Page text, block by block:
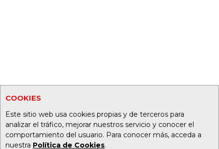
COOKIES
Este sitio web usa cookies propias y de terceros para
analizar el tráfico, mejorar nuestros servicio y conocer el
comportamiento del usuario. Para conocer más, acceda a
nuestra Política de Cookies.